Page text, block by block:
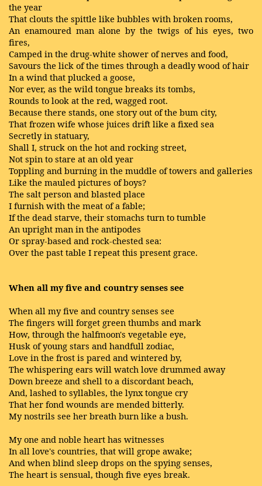
the year
That clouts the spittle like bubbles with broken rooms,
An enamoured man alone by the twigs of his eyes, two
fires,
Camped in the drug-white shower of nerves and food,
Savours the lick of the times through a deadly wood of hair
In a wind that plucked a goose,
Nor ever, as the wild tongue breaks its tombs,
Rounds to look at the red, wagged root.
Because there stands, one story out of the bum city,
That frozen wife whose juices drift like a fixed sea
Secretly in statuary,
Shall I, struck on the hot and rocking street,
Not spin to stare at an old year
Toppling and burning in the muddle of towers and galleries
Like the mauled pictures of boys?
The salt person and blasted place
I furnish with the meat of a fable;
If the dead starve, their stomachs turn to tumble
An upright man in the antipodes
Or spray-based and rock-chested sea:
Over the past table I repeat this present grace.
When all my five and country senses see
When all my five and country senses see
The fingers will forget green thumbs and mark
How, through the halfmoon's vegetable eye,
Husk of young stars and handfull zodiac,
Love in the frost is pared and wintered by,
The whispering ears will watch love drummed away
Down breeze and shell to a discordant beach,
And, lashed to syllables, the lynx tongue cry
That her fond wounds are mended bitterly.
My nostrils see her breath burn like a bush.
My one and noble heart has witnesses
In all love's countries, that will grope awake;
And when blind sleep drops on the spying senses,
The heart is sensual, though five eyes break.